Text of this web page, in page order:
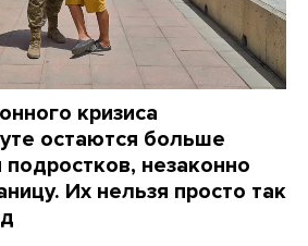
кризиса
остаются больше
незаконно
Их нельзя просто так